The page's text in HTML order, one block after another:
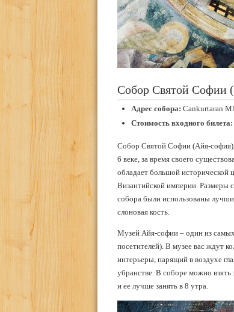
Собор Святой Софии
Адрес собора: Cankurtaran
Стоимость входного билета:
Собор Святой Софии (Айя-
6 веке, за время своего
обладает большой исторической
Византийской империи. Размеры
собора были использованы
слоновая кость.
Музей Айя-софии – один из
посетителей). В музее вас ждут
интерьеры, парящий в воздухе
убранстве. В соборе можно взять
и ее лучше занять в 8 утра.